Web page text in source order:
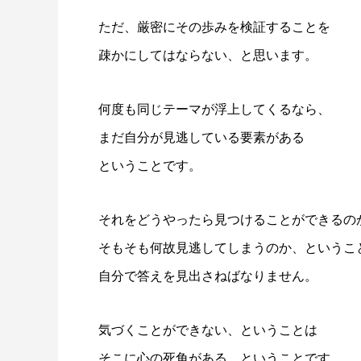
ただ、厳密にその歩みを検証することを
疎かにしてはならない、と思います。
何度も同じテーマが浮上してくるなら、
まだ自分が見逃している要素がある
ということです。
それをどうやったら見つけることができるの
そもそも何故見逃してしまうのか、というこ
自分で答えを見出さねばなりません。
気づくことができない、ということは
そこに心の死角がある、ということです。